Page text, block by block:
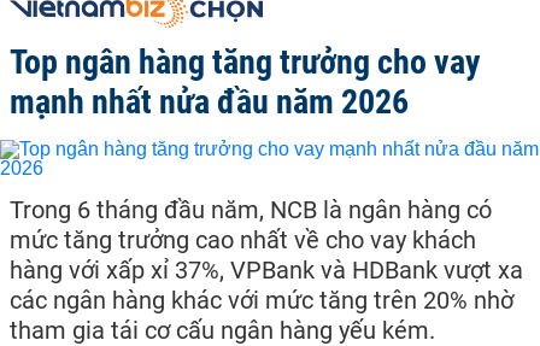
Top ngân hàng tăng trưởng cho vay
mạnh nhất nửa đầu năm 2026
Trong 6 tháng đầu năm, NCB là ngân hàng có
mức tăng trưởng cao nhất về cho vay khách
hàng với xấp xỉ 37%, VPBank và HDBank vượt xa
các ngân hàng khác với mức tăng trên 20% nhờ
tham gia tái cơ cấu ngân hàng yếu kém.